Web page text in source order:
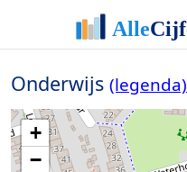
Onderwijs (legenda)
+
−